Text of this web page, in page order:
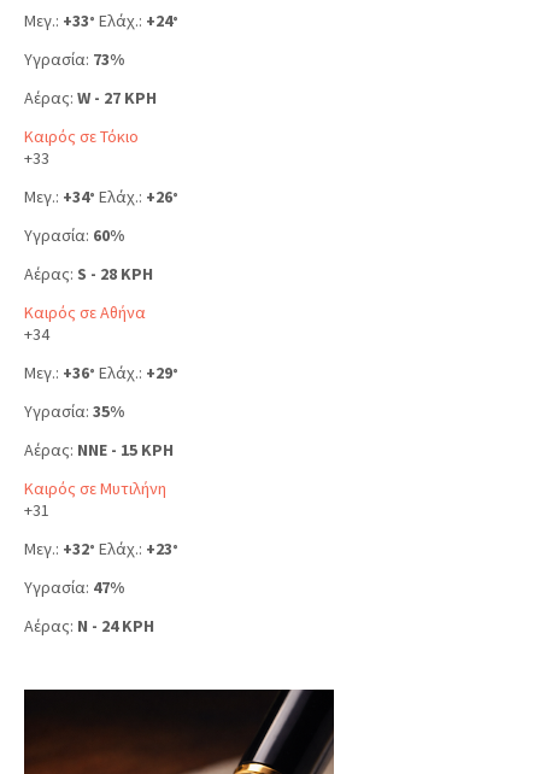
Μεγ.: +33° Ελάχ.: +24°
Υγρασία: 73%
Αέρας: W - 27 KPH
Καιρός σε Τόκιο
+33
Μεγ.: +34° Ελάχ.: +26°
Υγρασία: 60%
Αέρας: S - 28 KPH
Καιρός σε Αθήνα
+34
Μεγ.: +36° Ελάχ.: +29°
Υγρασία: 35%
Αέρας: NNE - 15 KPH
Καιρός σε Μυτιλήνη
+31
Μεγ.: +32° Ελάχ.: +23°
Υγρασία: 47%
Αέρας: N - 24 KPH